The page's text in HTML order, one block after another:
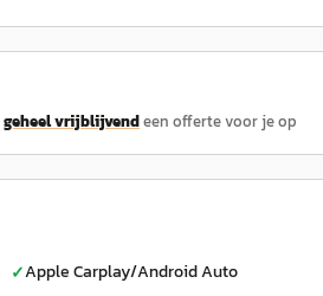
geheel vrijblijvendeen offerte voor je op
✓Apple Carplay/Android Auto